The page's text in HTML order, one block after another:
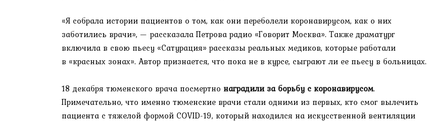
«Я собрала истории пациентов о том, как они переболели коронавирусом, как о них
заботились врачи», — рассказала Петрова радио «Говорит Москва». Также драматург
включила в свою пьесу «Сатурация» рассказы реальных медиков, которые работали
в «красных зонах». Автор признается, что пока не в курсе, сыграют ли ее пьесу в больницах.
18 декабря тюменского врача посмертно наградили за борьбу с коронавирусом.
Примечательно, что именно тюменские врачи стали одними из первых, кто смог вылечить
пациента с тяжелой формой COVID-19, который находился на искусственной вентиляции